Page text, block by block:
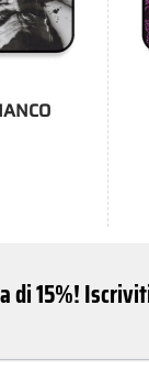
di 15%!